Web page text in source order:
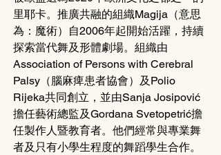
里耶卡。推廣共融的組織Magija（意思
為：魔術）自2006年起開始活躍，持續
探索當代舞及形體劇場。組織由
Association of Persons with Cerebral
Palsy（腦麻痺患者協會）及Polio
Rijeka共同創立，並由Sanja Josipović
擔任藝術總監及Gordana Svetopetrić擔
任製作人暨教育者。他們經常與專業舞
者及只有小學生程度的舞蹈學生合作。